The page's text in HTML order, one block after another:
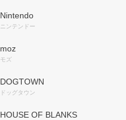
Nintendo
ニンテンドー
moz
モズ
DOGTOWN
ドッグタウン
HOUSE OF BLANKS